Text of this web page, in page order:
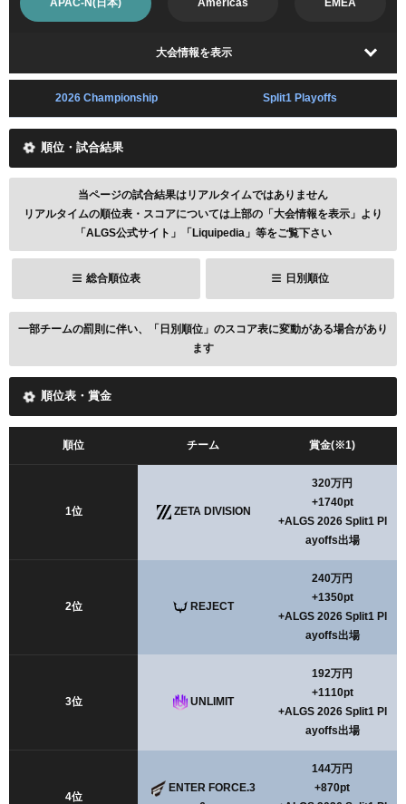
APAC-N(日本) Americas EMEA
大会情報を表示
2026 Championship Split1 Playoffs
順位・試合結果
当ページの試合結果はリアルタイムではありません
リアルタイムの順位表・スコアについては上部の「大会情報を表示」より
「ALGS公式サイト」「Liquipedia」等をご覧下さい
総合順位表 日別順位
一部チームの罰則に伴い、「日別順位」のスコア表に変動がある場合があり
ます
順位表・賞金
順位 チーム 賞金(※1)
1位 ZETA DIVISION
320万円
+1740pt
+ALGS 2026 Split1 Pl
ayoffs出場
2位 REJECT
240万円
+1350pt
+ALGS 2026 Split1 Pl
ayoffs出場
3位 UNLIMIT
192万円
+1110pt
+ALGS 2026 Split1 Pl
ayoffs出場
4位
ENTER FORCE.3
144万円
+870pt